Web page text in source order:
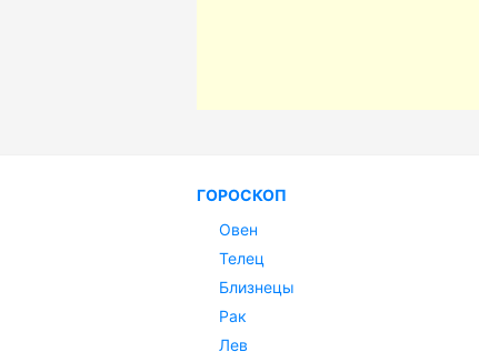
ГОРОСКОП
Овен
Телец
Близнецы
Рак
Лев